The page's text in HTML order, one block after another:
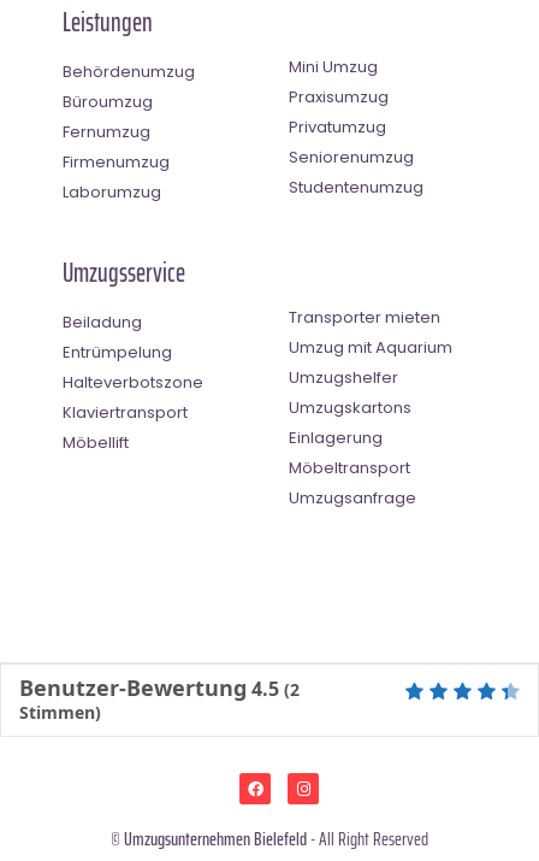
Leistungen
Behördenumzug
Büroumzug
Fernumzug
Firmenumzug
Laborumzug
Mini Umzug
Praxisumzug
Privatumzug
Seniorenumzug
Studentenumzug
Umzugsservice
Beiladung
Entrümpelung
Halteverbotszone
Klaviertransport
Möbellift
Transporter mieten
Umzug mit Aquarium
Umzugshelfer
Umzugskartons
Einlagerung
Möbeltransport
Umzugsanfrage
Benutzer-Bewertung 4.5 (2
Stimmen)
©Umzugsunternehmen Bielefeld- All Right Reserved